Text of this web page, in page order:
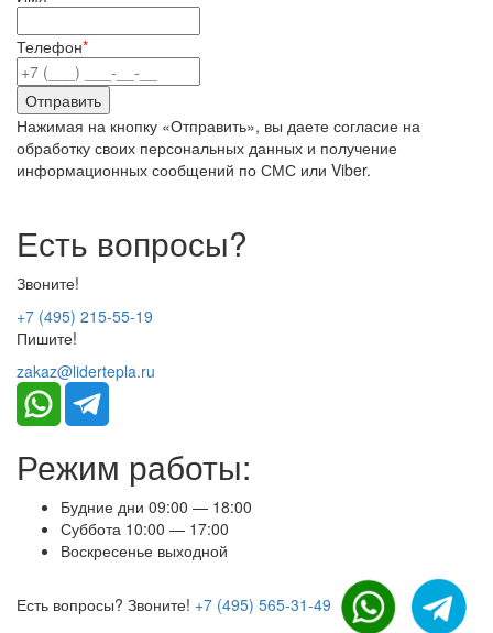
Телефон*
Нажимая на кнопку «Отправить», вы даете согласие на
обработку своих персональных данных и получение
информационных сообщений по СМС или Viber.
Есть вопросы?
Звоните!
+7 (495) 215-55-19
Пишите!
zakaz@lidertepla.ru
Режим работы:
Будние дни 09:00 — 18:00
Суббота 10:00 — 17:00
Воскресенье выходной
Есть вопросы? Звоните! +7 (495) 565-31-49